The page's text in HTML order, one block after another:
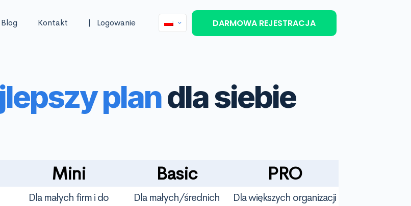
Blog Kontakt | Logowanie DARMOWA REJESTRACJA
plandla siebie
Mini Basic PRO
Dla małych firm i do
Dla małych/średnich
Dla większych organizacji